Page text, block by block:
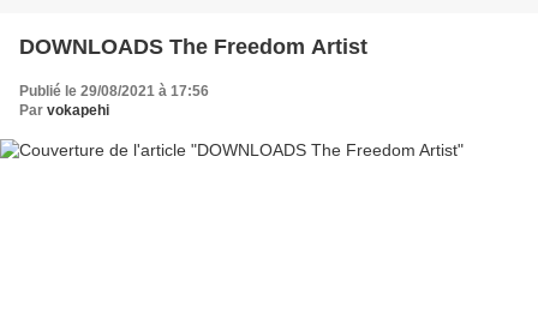
DOWNLOADS The Freedom Artist
Publié le 29/08/2021 à 17:56
Par vokapehi